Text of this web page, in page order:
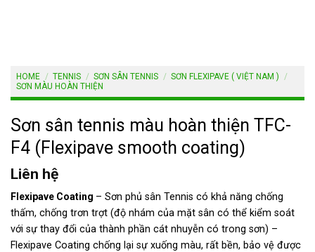
HOME / TENNIS / SƠN SÂN TENNIS / SƠN FLEXIPAVE ( VIỆT NAM ) /
SƠN MÀU HOÀN THIỆN
Sơn sân tennis màu hoàn thiện TFC-
F4 (Flexipave smooth coating)
Liên hệ
Flexipave Coating – Sơn phủ sân Tennis có khả năng chống
thấm, chống trơn trợt (độ nhám của mặt sân có thể kiểm soát
với sự thay đổi của thành phần cát nhuyễn có trong sơn) –
Flexipave Coating chống lại sự xuống màu, rất bền, bảo vệ được